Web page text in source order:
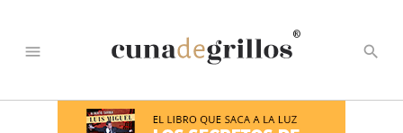
menu
®
search